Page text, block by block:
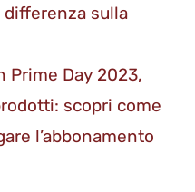
sulla
Prime Day 2023,
scopri come
l’abbonamento